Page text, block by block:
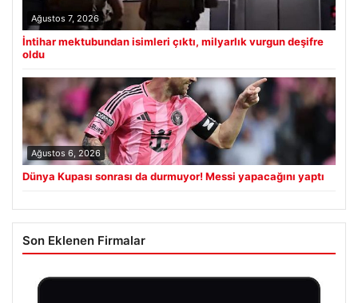
Ağustos 7, 2026
İntihar mektubundan isimleri çıktı, milyarlık vurgun deşifre
oldu
Ağustos 6, 2026
Dünya Kupası sonrası da durmuyor! Messi yapacağını yaptı
Son Eklenen Firmalar